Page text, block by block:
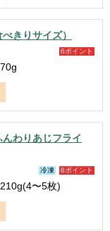
きりサイズ）
6ポイント
70g
わりあじフライ
8ポイント
冷凍
210g(4〜5枚)